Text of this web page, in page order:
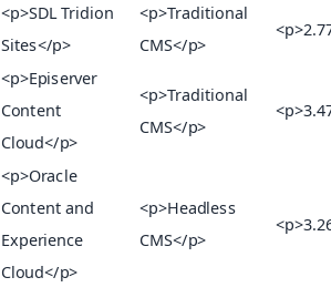
<p>SDL Tridion
Sites</p>
<p>Traditional
CMS</p>
<p>Episerver
Content
Cloud</p>
<p>Traditional
CMS</p>
<p>Oracle
Content and
Experience
Cloud</p>
<p>Headless
CMS</p>